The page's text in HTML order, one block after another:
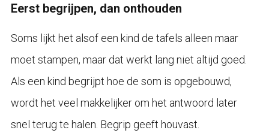
Eerst begrijpen, dan onthouden
Soms lijkt het alsof een kind de tafels alleen maar
moet stampen, maar dat werkt lang niet altijd goed.
Als een kind begrijpt hoe de som is opgebouwd,
wordt het veel makkelijker om het antwoord later
snel terug te halen. Begrip geeft houvast.